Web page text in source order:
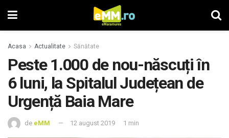
Acasa Actualitate Sănătate
Peste 1.000 de nou-născuți în
6 luni, la Spitalul Județean de
Urgență Baia Mare
de eMM 12 august 2019 1 min